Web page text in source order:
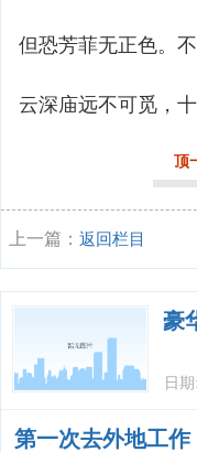
但恐芳菲无正色。
云深庙远不可觅，
顶
上一篇： 返回栏目
豪
日期:
第一次去外地工作